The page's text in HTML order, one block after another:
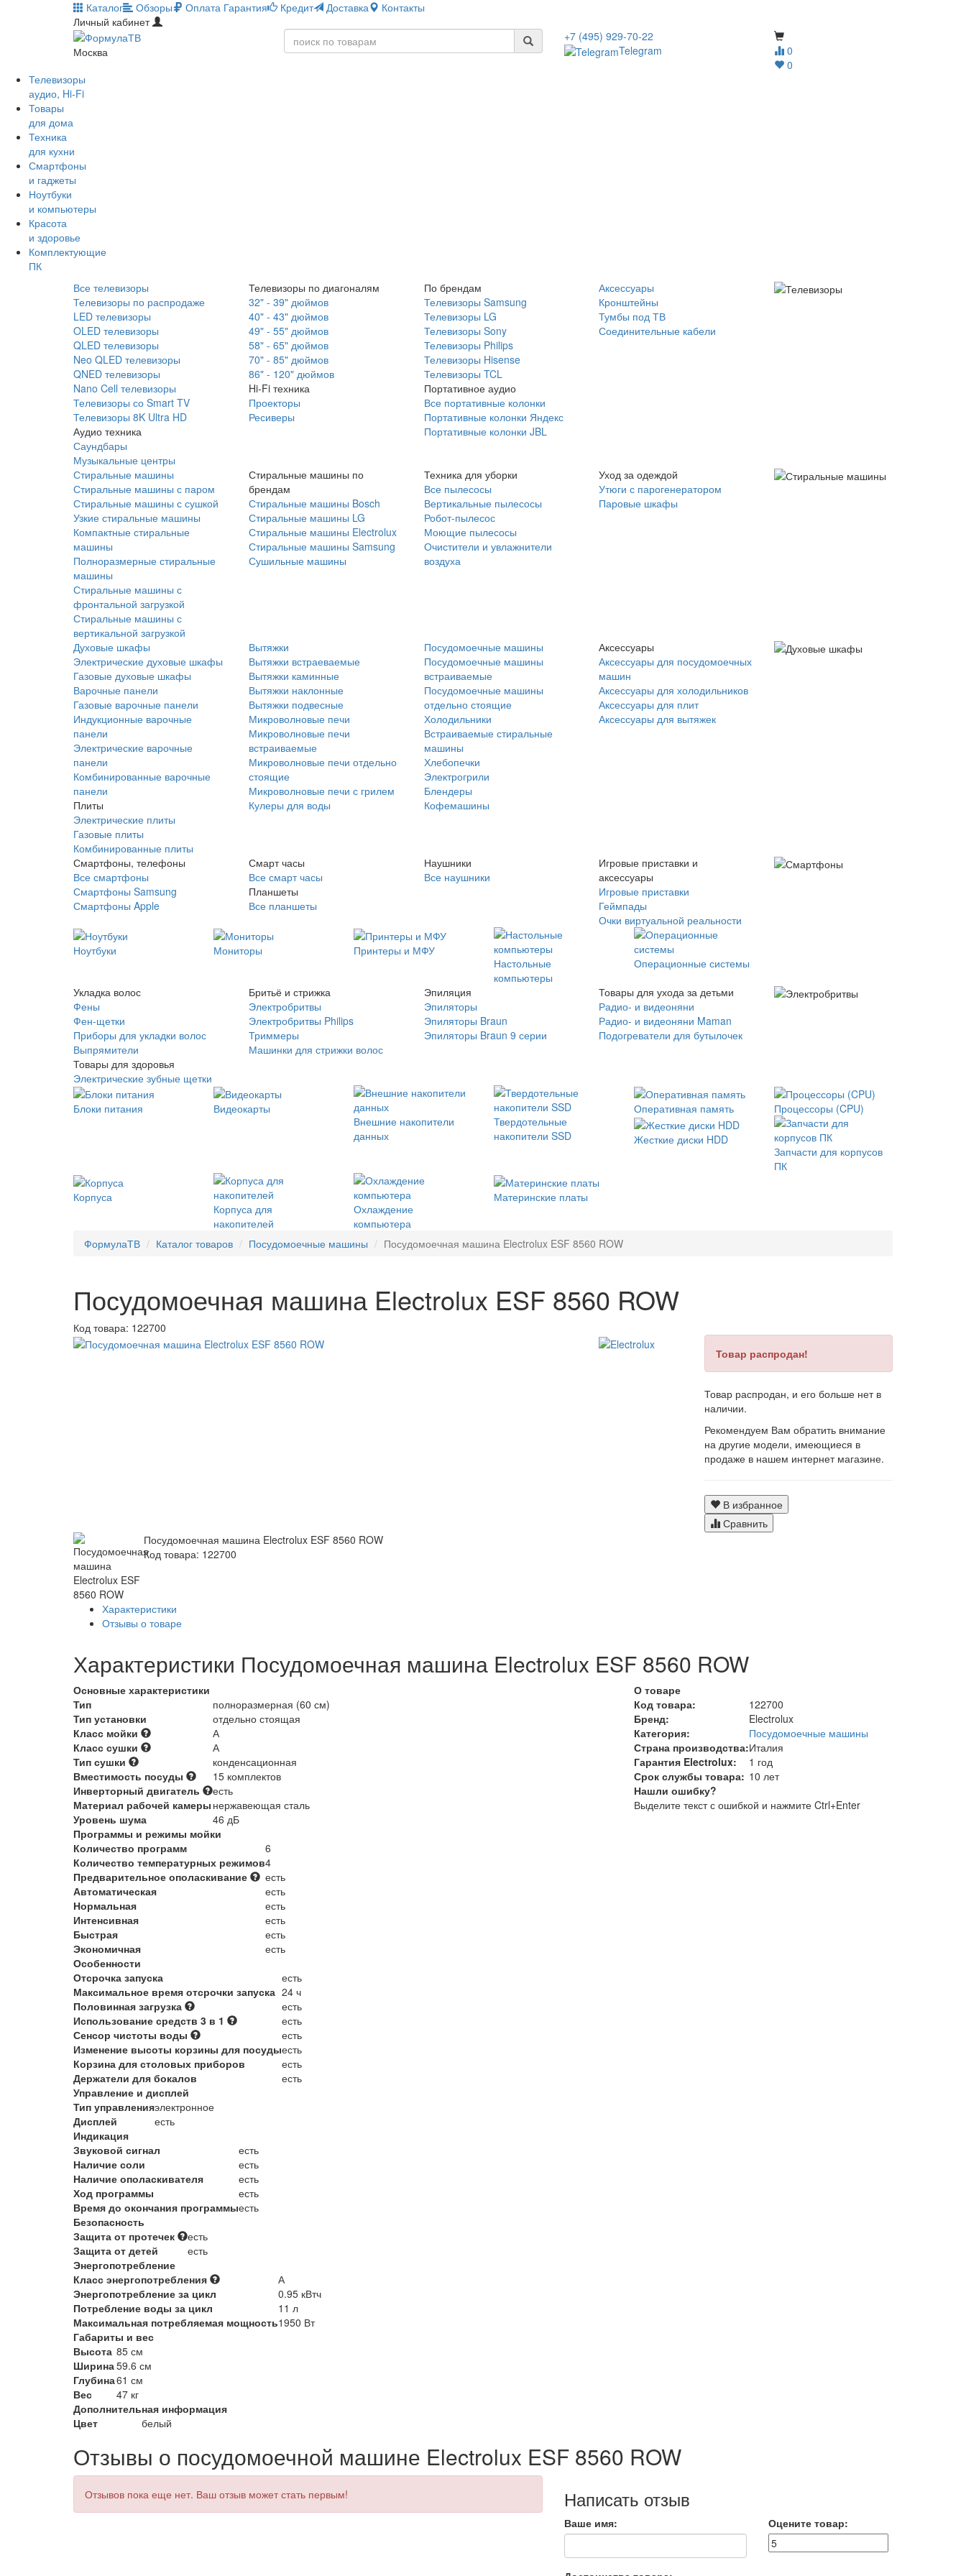
Каталог Обзоры Оплата Гарантия Кредит Доставка
Контакты
Личный кабинет
Москва
0
0
+7 (495) 929-70-22
Telegram
Телевизоры
аудио, Hi-Fi
Товары
для дома
Техника
для кухни
Смартфоны
и гаджеты
Ноутбуки
и компьютеры
Красота
и здоровье
Комплектующие
ПК
Все телевизоры
Телевизоры по распродаже
LED телевизоры
OLED телевизоры
QLED телевизоры
Neo QLED телевизоры
QNED телевизоры
Nano Cell телевизоры
Телевизоры со Smart TV
Телевизоры 8K Ultra HD
Аудио техника
Саундбары
Музыкальные центры
Телевизоры по диагоналям
32" - 39" дюймов
40" - 43" дюймов
49" - 55" дюймов
58" - 65" дюймов
70" - 85" дюймов
86" - 120" дюймов
Hi-Fi техника
Проекторы
Ресиверы
По брендам
Телевизоры Samsung
Телевизоры LG
Телевизоры Sony
Телевизоры Philips
Телевизоры Hisense
Телевизоры TCL
Портативное аудио
Все портативные колонки
Портативные колонки Яндекс
Портативные колонки JBL
Аксессуары
Кронштейны
Тумбы под ТВ
Соединительные кабели
Стиральные машины
Стиральные машины с паром
Стиральные машины с сушкой
Узкие стиральные машины
Компактные стиральные
машины
Полноразмерные стиральные
машины
Стиральные машины с
фронтальной загрузкой
Стиральные машины с
вертикальной загрузкой
Стиральные машины по
брендам
Стиральные машины Bosch
Стиральные машины LG
Стиральные машины Electrolux
Стиральные машины Samsung
Сушильные машины
Техника для уборки
Все пылесосы
Вертикальные пылесосы
Робот-пылесос
Моющие пылесосы
Очистители и увлажнители
воздуха
Уход за одеждой
Утюги с парогенератором
Паровые шкафы
Духовые шкафы
Электрические духовые шкафы
Газовые духовые шкафы
Варочные панели
Газовые варочные панели
Индукционные варочные
панели
Электрические варочные
панели
Комбинированные варочные
панели
Плиты
Электрические плиты
Газовые плиты
Комбинированные плиты
Вытяжки
Вытяжки встраеваемые
Вытяжки каминные
Вытяжки наклонные
Вытяжки подвесные
Микроволновые печи
Микроволновые печи
встраиваемые
Микроволновые печи отдельно
стоящие
Микроволновые печи с грилем
Кулеры для воды
Посудомоечные машины
Посудомоечные машины
встраиваемые
Посудомоечные машины
отдельно стоящие
Холодильники
Встраиваемые стиральные
машины
Хлебопечки
Электрогрили
Блендеры
Кофемашины
Аксессуары
Аксессуары для посудомоечных
машин
Аксессуары для холодильников
Аксессуары для плит
Аксессуары для вытяжек
Смартфоны, телефоны
Все смартфоны
Смартфоны Samsung
Смартфоны Apple
Смарт часы
Все смарт часы
Планшеты
Все планшеты
Наушники
Все наушники
Игровые приставки и
аксессуары
Игровые приставки
Геймпады
Очки виртуальной реальности
Ноутбуки Мониторы
Принтеры и МФУ
Настольные
компьютеры
Операционные системы
Укладка волос
Фены
Фен-щетки
Приборы для укладки волос
Выпрямители
Товары для здоровья
Электрические зубные щетки
Бритьё и стрижка
Электробритвы
Электробритвы Philips
Триммеры
Машинки для стрижки волос
Эпиляция
Эпиляторы
Эпиляторы Braun
Эпиляторы Braun 9 серии
Товары для ухода за детьми
Радио- и видеоняни
Радио- и видеоняни Maman
Подогреватели для бутылочек
Блоки питания
Видеокарты
Внешние накопители
данных
Твердотельные
накопители SSD
Оперативная память Процессоры (CPU)
Жесткие диски HDD
Запчасти для корпусов
ПК
Корпуса
Корпуса для
накопителей
Охлаждение
компьютера
Материнские платы
ФормулаТВ Каталог товаров Посудомоечные машины Посудомоечная машина Electrolux ESF 8560 ROW
Посудомоечная машина Electrolux ESF 8560 ROW
Код товара: 122700
Товар распродан!
Товар распродан, и его больше нет в
наличии.
Рекомендуем Вам обратить внимание
на другие модели, имеющиеся в
продаже в нашем интернет магазине.
В избранное
Сравнить
Посудомоечная машина Electrolux ESF 8560 ROW
Код товара: 122700
Характеристики
Отзывы о товаре
Характеристики Посудомоечная машина Electrolux ESF 8560 ROW
О товаре
Код товара:
122700
Бренд:
Electrolux
Категория:
Посудомоечные машины
Страна производства:Италия
Гарантия Electrolux:
1 год
Срок службы товара: 10 лет
Нашли ошибку?
Выделите текст с ошибкой и нажмите Ctrl+Enter
Основные характеристики
Тип
полноразмерная (60 см)
Тип установки
отдельно стоящая
Класс мойки
А
Класс сушки
А
Тип сушки
конденсационная
Вместимость посуды
15 комплектов
Инверторный двигатель
есть
Материал рабочей камеры нержавеющая сталь
Уровень шума
46 дБ
Программы и режимы мойки
Количество программ
6
Количество температурных режимов4
Предварительное ополаскивание
есть
Автоматическая
есть
Нормальная
есть
Интенсивная
есть
Быстрая
есть
Экономичная
есть
Особенности
Отсрочка запуска
есть
Максимальное время отсрочки запуска 24 ч
Половинная загрузка
есть
Использование средств 3 в 1
есть
Сенсор чистоты воды
есть
Изменение высоты корзины для посудыесть
Корзина для столовых приборов
есть
Держатели для бокалов
есть
Управление и дисплей
Тип управленияэлектронное
Дисплей
есть
Индикация
Звуковой сигнал
есть
Наличие соли
есть
Наличие ополаскивателя
есть
Ход программы
есть
Время до окончания программыесть
Безопасность
Защита от протечек
есть
Защита от детей
есть
Энергопотребление
Класс энергопотребления
А
Энергопотребление за цикл
0.95 кВтч
Потребление воды за цикл
11 л
Максимальная потребляемая мощность1950 Вт
Габариты и вес
Высота 85 см
Ширина59.6 см
Глубина61 см
Вес
47 кг
Дополнительная информация
Цвет
белый
Отзывы о посудомоечной машине Electrolux ESF 8560 ROW
Отзывов пока еще нет. Ваш отзыв может стать первым! Написать отзыв
Ваше имя: Оцените товар: